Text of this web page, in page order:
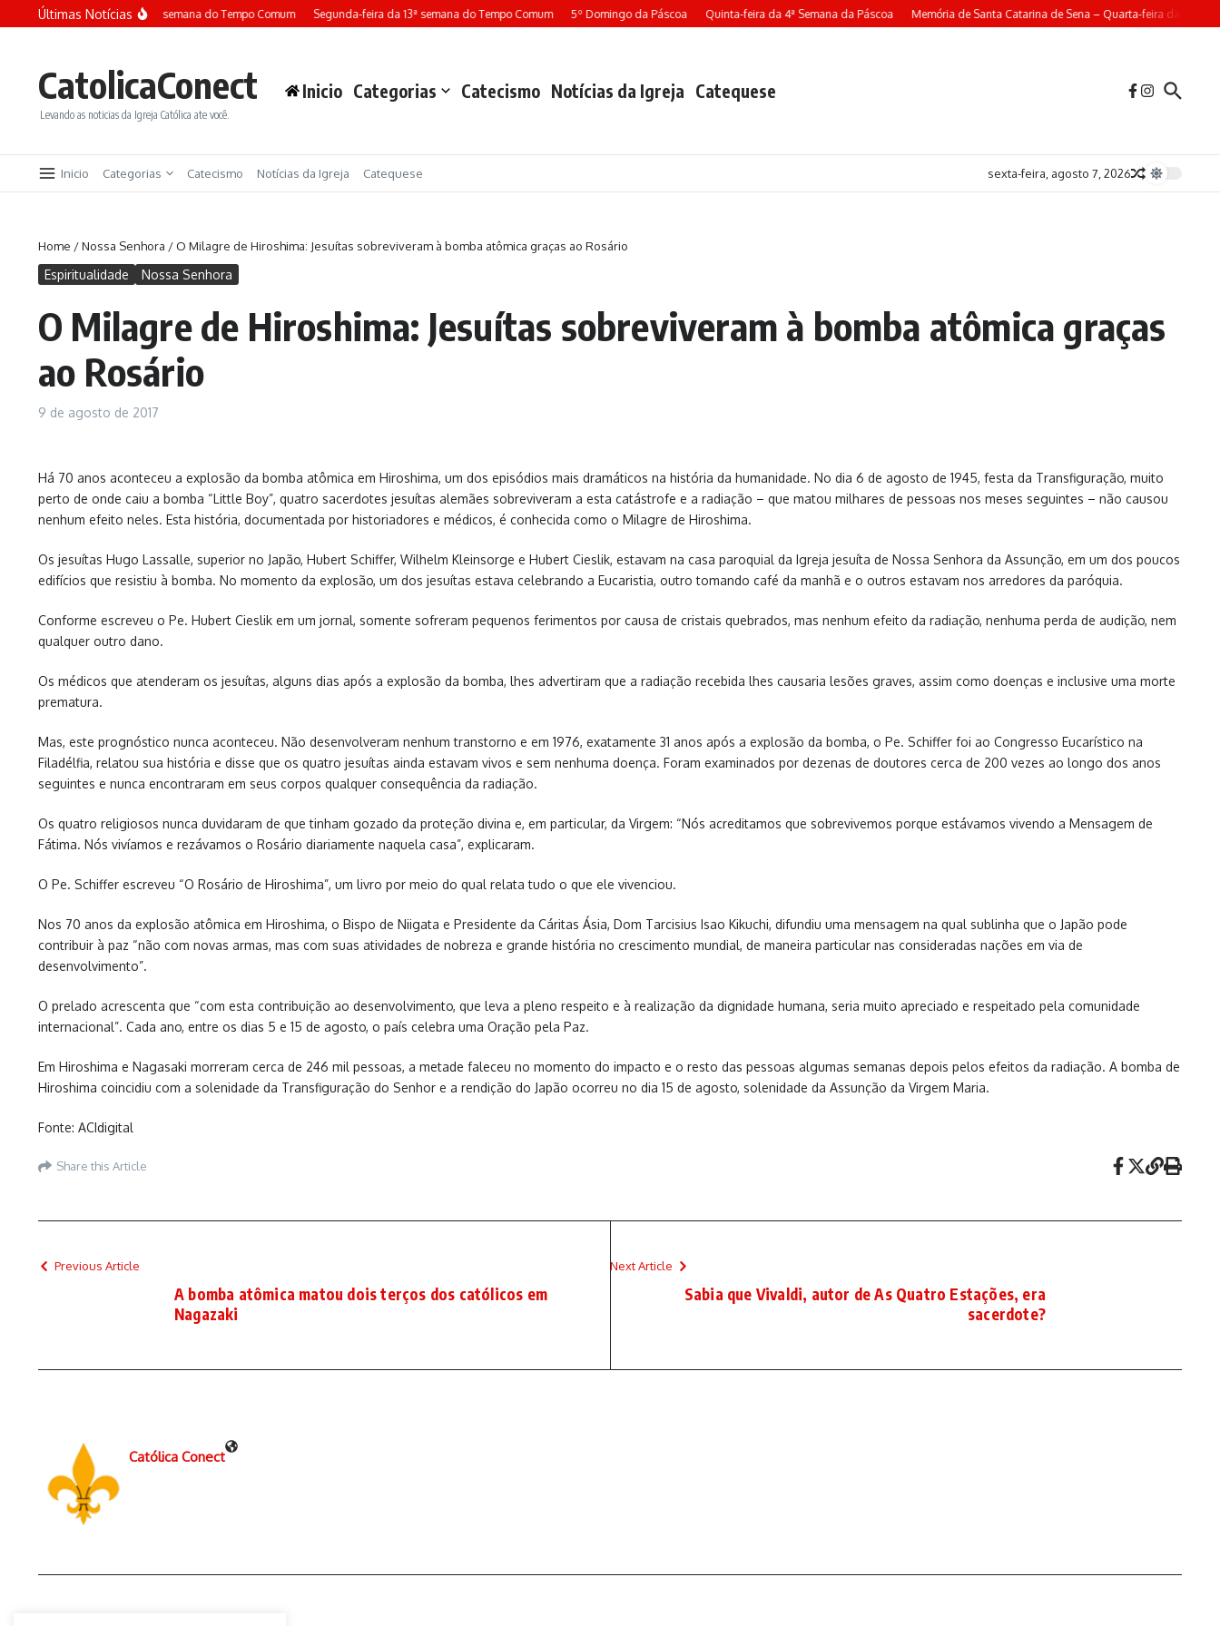
Ir para o conteúdo
Últimas Notícias
Terça-feira da 13ª semana do Tempo Comum Segunda-feira da 13ª semana do Tempo Comum 5º Domingo da Páscoa Quinta-feira da 4ª Semana da Páscoa Memória de Santa Catarina de Sena – Quarta-feira da 4ª
CatolicaConect
Levando as noticias da Igreja Católica ate você.
Inicio Categorias Catecismo Notícias da Igreja Catequese
Inicio Categorias Catecismo Notícias da Igreja Catequese sexta-feira, agosto 7, 2026
Home /Nossa Senhora /O Milagre de Hiroshima: Jesuítas sobreviveram à bomba atômica graças ao Rosário
Espiritualidade Nossa Senhora
O Milagre de Hiroshima: Jesuítas sobreviveram à bomba atômica graças
ao Rosário
9 de agosto de 2017
Há 70 anos aconteceu a explosão da bomba atômica em Hiroshima, um dos episódios mais dramáticos na história da humanidade. No dia 6 de agosto de 1945, festa da Transfiguração, muito
perto de onde caiu a bomba “Little Boy”, quatro sacerdotes jesuítas alemães sobreviveram a esta catástrofe e a radiação – que matou milhares de pessoas nos meses seguintes – não causou
nenhum efeito neles. Esta história, documentada por historiadores e médicos, é conhecida como o Milagre de Hiroshima.
Os jesuítas Hugo Lassalle, superior no Japão, Hubert Schiffer, Wilhelm Kleinsorge e Hubert Cieslik, estavam na casa paroquial da Igreja jesuíta de Nossa Senhora da Assunção, em um dos poucos
edifícios que resistiu à bomba. No momento da explosão, um dos jesuítas estava celebrando a Eucaristia, outro tomando café da manhã e o outros estavam nos arredores da paróquia.
Conforme escreveu o Pe. Hubert Cieslik em um jornal, somente sofreram pequenos ferimentos por causa de cristais quebrados, mas nenhum efeito da radiação, nenhuma perda de audição, nem
qualquer outro dano.
Os médicos que atenderam os jesuítas, alguns dias após a explosão da bomba, lhes advertiram que a radiação recebida lhes causaria lesões graves, assim como doenças e inclusive uma morte
prematura.
Mas, este prognóstico nunca aconteceu. Não desenvolveram nenhum transtorno e em 1976, exatamente 31 anos após a explosão da bomba, o Pe. Schiffer foi ao Congresso Eucarístico na
Filadélfia, relatou sua história e disse que os quatro jesuítas ainda estavam vivos e sem nenhuma doença. Foram examinados por dezenas de doutores cerca de 200 vezes ao longo dos anos
seguintes e nunca encontraram em seus corpos qualquer consequência da radiação.
Os quatro religiosos nunca duvidaram de que tinham gozado da proteção divina e, em particular, da Virgem: “Nós acreditamos que sobrevivemos porque estávamos vivendo a Mensagem de
Fátima. Nós vivíamos e rezávamos o Rosário diariamente naquela casa”, explicaram.
O Pe. Schiffer escreveu “O Rosário de Hiroshima”, um livro por meio do qual relata tudo o que ele vivenciou.
Nos 70 anos da explosão atômica em Hiroshima, o Bispo de Niigata e Presidente da Cáritas Ásia, Dom Tarcisius Isao Kikuchi, difundiu uma mensagem na qual sublinha que o Japão pode
contribuir à paz “não com novas armas, mas com suas atividades de nobreza e grande história no crescimento mundial, de maneira particular nas consideradas nações em via de
desenvolvimento”.
O prelado acrescenta que “com esta contribuição ao desenvolvimento, que leva a pleno respeito e à realização da dignidade humana, seria muito apreciado e respeitado pela comunidade
internacional”. Cada ano, entre os dias 5 e 15 de agosto, o país celebra uma Oração pela Paz.
Em Hiroshima e Nagasaki morreram cerca de 246 mil pessoas, a metade faleceu no momento do impacto e o resto das pessoas algumas semanas depois pelos efeitos da radiação. A bomba de
Hiroshima coincidiu com a solenidade da Transfiguração do Senhor e a rendição do Japão ocorreu no dia 15 de agosto, solenidade da Assunção da Virgem Maria.
Fonte: ACIdigital
Share this Article
Previous Article
A bomba atômica matou dois terços dos católicos em
Nagazaki
Next Article
Sabia que Vivaldi, autor de As Quatro Estações, era
sacerdote?
Católica Conect